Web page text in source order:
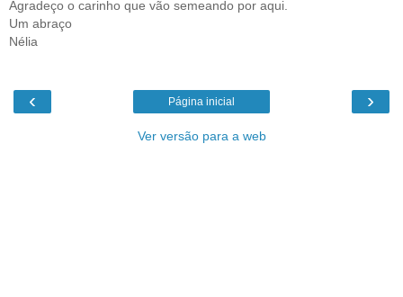
Agradeço o carinho que vão semeando por aqui.
Um abraço
Nélia
‹ ›
Página inicial
Ver versão para a web